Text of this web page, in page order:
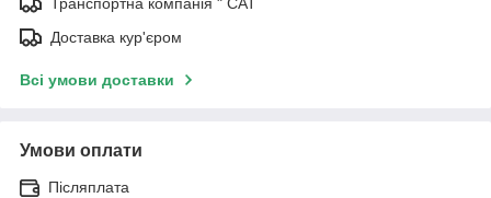
Доставка кур'єром
Всі умови доставки
Умови оплати
Післяплата